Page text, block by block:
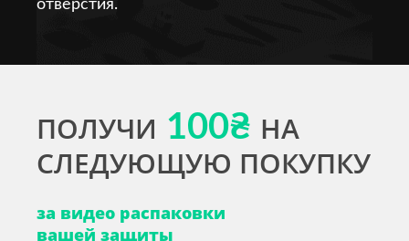
отверстия.
ПОЛУЧИ 100₴ НА
СЛЕДУЮЩУЮ ПОКУПКУ
за видео распаковки
вашей защиты